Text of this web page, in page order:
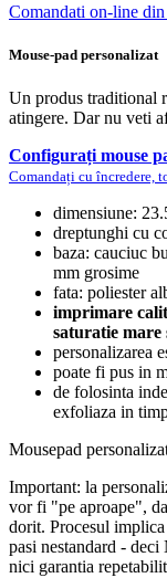
Comandati on-line
Mouse-pad personalizat
Un produs traditional
atingere. Dar nu veti
Configurați mouse
Comandați cu încredere,
dimensiune:
dreptunghi cu
baza: cauciuc
mm grosime
fata: poliester
imprimare
saturatie
personalizarea
poate fi pus in
de folosinta
exfoliaza in
Mousepad
Important: la
vor fi "pe aproape",
dorit. Procesul
pasi nestandard -
nici garantia